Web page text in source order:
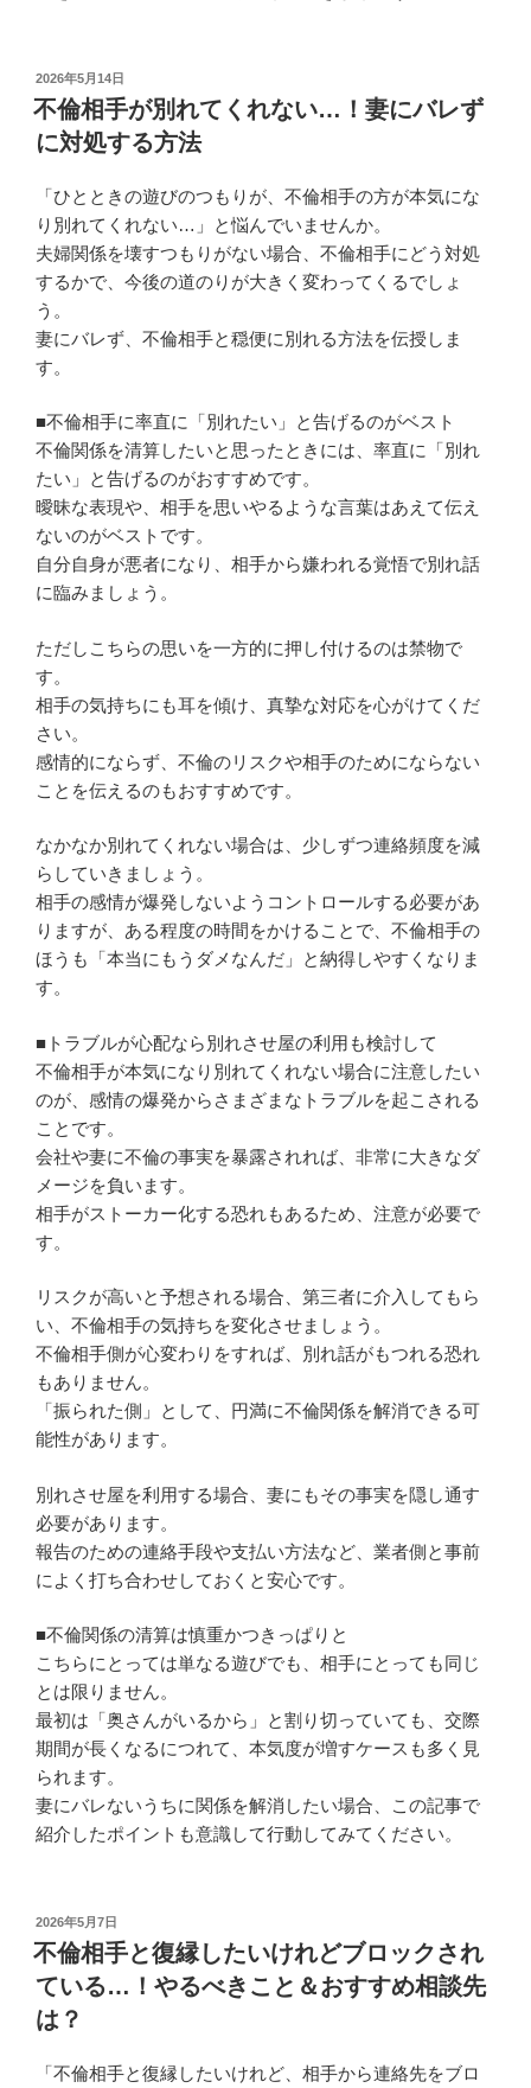
投
稿
日:
2026年5月14日
不倫相手が別れてくれない…！妻にバレず
に対処する方法
「ひとときの遊びのつもりが、不倫相手の方が本気にな
り別れてくれない…」と悩んでいませんか。
夫婦関係を壊すつもりがない場合、不倫相手にどう対処
するかで、今後の道のりが大きく変わってくるでしょ
う。
妻にバレず、不倫相手と穏便に別れる方法を伝授しま
す。
■不倫相手に率直に「別れたい」と告げるのがベスト
不倫関係を清算したいと思ったときには、率直に「別れ
たい」と告げるのがおすすめです。
曖昧な表現や、相手を思いやるような言葉はあえて伝え
ないのがベストです。
自分自身が悪者になり、相手から嫌われる覚悟で別れ話
に臨みましょう。
ただしこちらの思いを一方的に押し付けるのは禁物で
す。
相手の気持ちにも耳を傾け、真摯な対応を心がけてくだ
さい。
感情的にならず、不倫のリスクや相手のためにならない
ことを伝えるのもおすすめです。
なかなか別れてくれない場合は、少しずつ連絡頻度を減
らしていきましょう。
相手の感情が爆発しないようコントロールする必要があ
りますが、ある程度の時間をかけることで、不倫相手の
ほうも「本当にもうダメなんだ」と納得しやすくなりま
す。
■トラブルが心配なら別れさせ屋の利用も検討して
不倫相手が本気になり別れてくれない場合に注意したい
のが、感情の爆発からさまざまなトラブルを起こされる
ことです。
会社や妻に不倫の事実を暴露されれば、非常に大きなダ
メージを負います。
相手がストーカー化する恐れもあるため、注意が必要で
す。
リスクが高いと予想される場合、第三者に介入してもら
い、不倫相手の気持ちを変化させましょう。
不倫相手側が心変わりをすれば、別れ話がもつれる恐れ
もありません。
「振られた側」として、円満に不倫関係を解消できる可
能性があります。
別れさせ屋を利用する場合、妻にもその事実を隠し通す
必要があります。
報告のための連絡手段や支払い方法など、業者側と事前
によく打ち合わせしておくと安心です。
■不倫関係の清算は慎重かつきっぱりと
こちらにとっては単なる遊びでも、相手にとっても同じ
とは限りません。
最初は「奥さんがいるから」と割り切っていても、交際
期間が長くなるにつれて、本気度が増すケースも多く見
られます。
妻にバレないうちに関係を解消したい場合、この記事で
紹介したポイントも意識して行動してみてください。
投
稿
日:
2026年5月7日
不倫相手と復縁したいけれどブロックされ
ている…！やるべきこと＆おすすめ相談先
は？
「不倫相手と復縁したいけれど、相手から連絡先をブロ